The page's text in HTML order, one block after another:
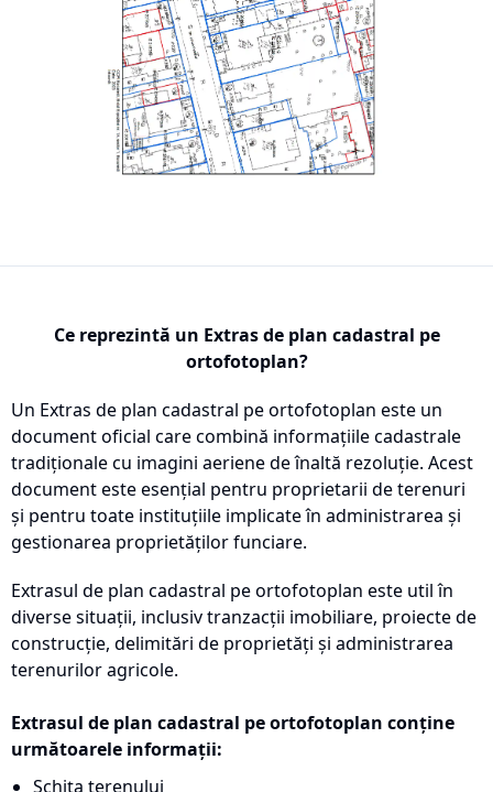
Ce reprezintă un Extras de plan cadastral pe
ortofotoplan?
Un Extras de plan cadastral pe ortofotoplan este un
document oficial care combină informațiile cadastrale
tradiționale cu imagini aeriene de înaltă rezoluție. Acest
document este esențial pentru proprietarii de terenuri
și pentru toate instituțiile implicate în administrarea și
gestionarea proprietăților funciare.
Extrasul de plan cadastral pe ortofotoplan este util în
diverse situații, inclusiv tranzacții imobiliare, proiecte de
construcție, delimitări de proprietăți și administrarea
terenurilor agricole.
Extrasul de plan cadastral pe ortofotoplan conține
următoarele informații:
Schița terenului